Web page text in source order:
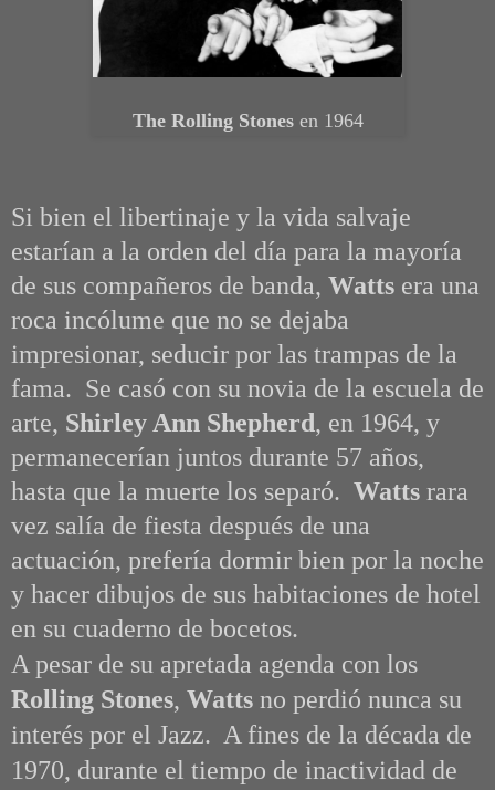
The Rolling Stones en 1964
Si bien el libertinaje y la vida salvaje
estarían a la orden del día para la mayoría
de sus compañeros de banda, Watts era una
roca incólume que no se dejaba
impresionar, seducir por las trampas de la
fama. Se casó con su novia de la escuela de
arte, Shirley Ann Shepherd, en 1964, y
permanecerían juntos durante 57 años,
hasta que la muerte los separó. Watts rara
vez salía de fiesta después de una
actuación, prefería dormir bien por la noche
y hacer dibujos de sus habitaciones de hotel
en su cuaderno de bocetos.
A pesar de su apretada agenda con los
Rolling Stones, Watts no perdió nunca su
interés por el Jazz. A fines de la década de
1970, durante el tiempo de inactividad de